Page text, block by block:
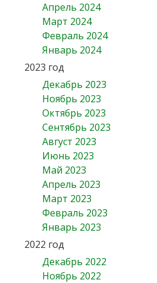
Апрель 2024
Март 2024
Февраль 2024
Январь 2024
2023 год
Декабрь 2023
Ноябрь 2023
Октябрь 2023
Сентябрь 2023
Август 2023
Июнь 2023
Май 2023
Апрель 2023
Март 2023
Февраль 2023
Январь 2023
2022 год
Декабрь 2022
Ноябрь 2022